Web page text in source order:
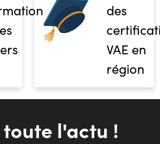
des
VAE en
région
toute l'actu !